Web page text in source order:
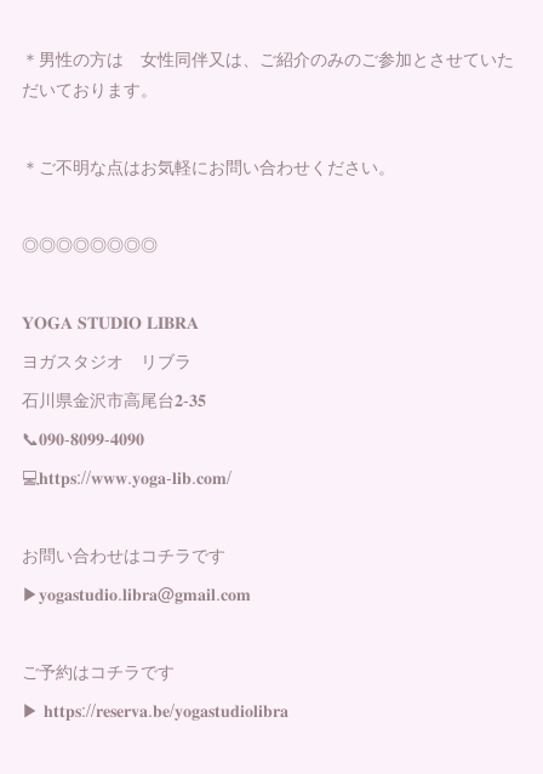
＊男性の方は 女性同伴又は、ご紹介のみのご参加とさせていた
だいております。
＊ご不明な点はお気軽にお問い合わせください。
◎◎◎◎◎◎◎◎
𝐘𝐎𝐆𝐀 𝐒𝐓𝐔𝐃𝐈𝐎 𝐋𝐈𝐁𝐑𝐀
ヨガスタジオ リブラ
石川県金沢市高尾台𝟐-𝟑𝟓
📞𝟎𝟗𝟎-𝟖𝟎𝟗𝟗-𝟒𝟎𝟗𝟎
💻𝐡𝐭𝐭𝐩𝐬://𝐰𝐰𝐰.𝐲𝐨𝐠𝐚-𝐥𝐢𝐛.𝐜𝐨𝐦/
お問い合わせはコチラです
▶︎𝐲𝐨𝐠𝐚𝐬𝐭𝐮𝐝𝐢𝐨.𝐥𝐢𝐛𝐫𝐚@𝐠𝐦𝐚𝐢𝐥.𝐜𝐨𝐦
ご予約はコチラです
▶︎ 𝐡𝐭𝐭𝐩𝐬://𝐫𝐞𝐬𝐞𝐫𝐯𝐚.𝐛𝐞/𝐲𝐨𝐠𝐚𝐬𝐭𝐮𝐝𝐢𝐨𝐥𝐢𝐛𝐫𝐚